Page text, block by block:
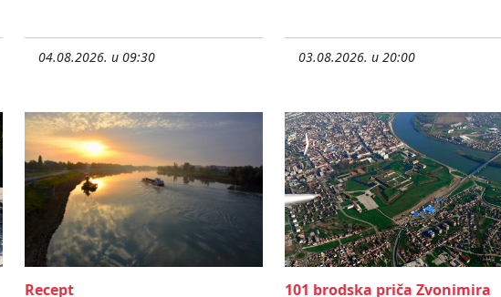
04.08.2026. u 09:30 03.08.2026. u 20:00
Recept 101 brodska priča Zvonimira